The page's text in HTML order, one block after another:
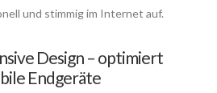
und stimmig im Internet auf.
Design – optimiert
Endgeräte